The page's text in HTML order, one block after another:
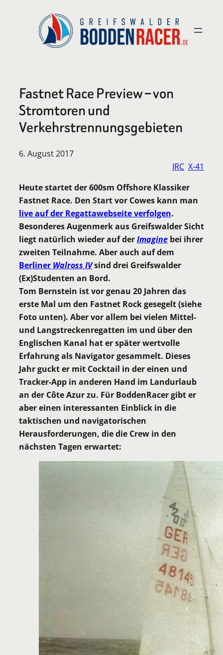
Fastnet Race Preview – von
Stromtoren und
Verkehrstrennungsgebieten
6. August 2017
IRC X-41
Heute startet der 600sm Offshore Klassiker
Fastnet Race. Den Start vor Cowes kann man
live auf der Regattawebseite verfolgen.
Besonderes Augenmerk aus Greifswalder Sicht
liegt natürlich wieder auf derImagine bei ihrer
zweiten Teilnahme. Aber auch auf dem
Berliner Walross IVsind drei Greifswalder
(Ex)Studenten an Bord.
Tom Bernstein ist vor genau 20 Jahren das
erste Mal um den Fastnet Rock gesegelt (siehe
Foto unten). Aber vor allem bei vielen Mittel-
und Langstreckenregatten im und über den
Englischen Kanal hat er später wertvolle
Erfahrung als Navigator gesammelt. Dieses
Jahr guckt er mit Cocktail in der einen und
Tracker-App in anderen Hand im Landurlaub
an der Côte Azur zu. Für BoddenRacer gibt er
aber einen interessanten Einblick in die
taktischen und navigatorischen
Herausforderungen, die die Crew in den
nächsten Tagen erwartet: